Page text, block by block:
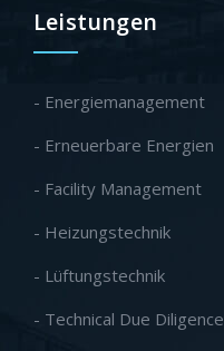
Leistungen
- Energiemanagement
- Erneuerbare Energien
- Facility Management
- Heizungstechnik
- Lüftungstechnik
- Technical Due Diligence